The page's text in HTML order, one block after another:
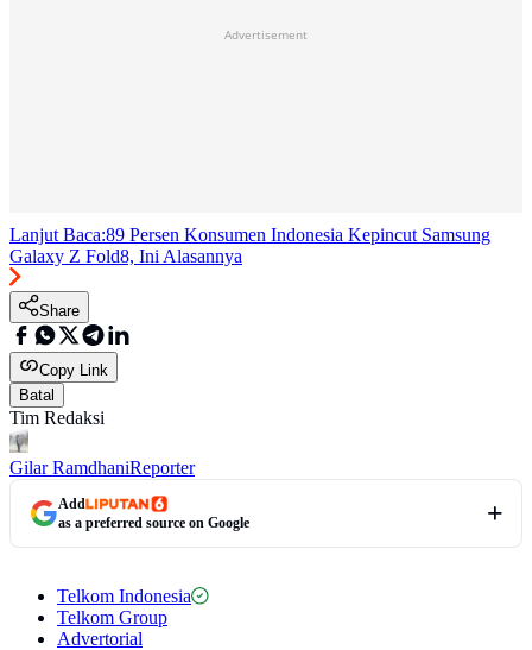
Advertisement
Lanjut Baca:89 Persen Konsumen Indonesia Kepincut Samsung
Galaxy Z Fold8, Ini Alasannya
Share
Copy Link
Batal
Tim Redaksi
Gilar RamdhaniReporter
Add
as a preferred source on Google
Telkom Indonesia
Telkom Group
Advertorial